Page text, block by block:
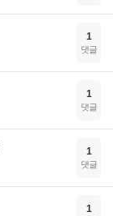
1
댓글
1
댓글
1
댓글
1